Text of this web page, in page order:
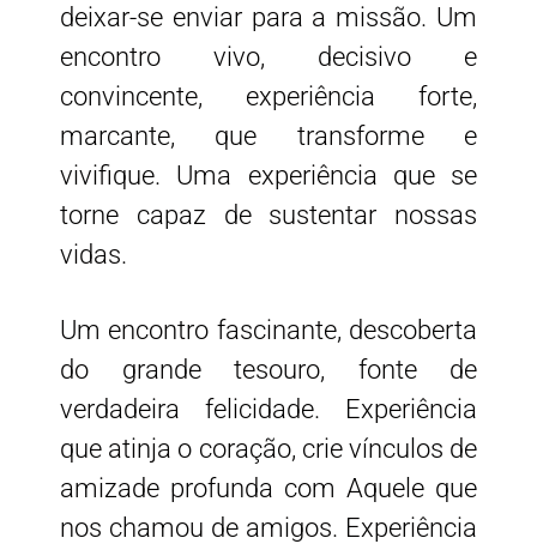
deixar-se enviar para a missão. Um
encontro vivo, decisivo e
convincente, experiência forte,
marcante, que transforme e
vivifique. Uma experiência que se
torne capaz de sustentar nossas
vidas.
Um encontro fascinante, descoberta
do grande tesouro, fonte de
verdadeira felicidade. Experiência
que atinja o coração, crie vínculos de
amizade profunda com Aquele que
nos chamou de amigos. Experiência